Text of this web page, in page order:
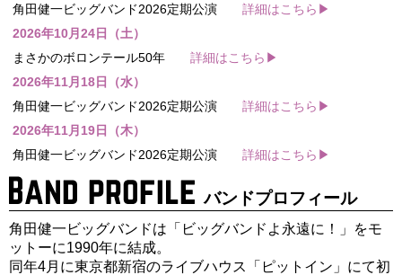
角田健一ビッグバンド2026定期公演 詳細はこちら▶
2026年10月24日（土）
まさかのボロンテール50年 詳細はこちら▶
2026年11月18日（水）
角田健一ビッグバンド2026定期公演 詳細はこちら▶
2026年11月19日（木）
角田健一ビッグバンド2026定期公演 詳細はこちら▶
バンドプロフィール
角田健一ビッグバンドは「ビッグバンドよ永遠に！」をモ
ットーに1990年に結成。
同年4月に東京都新宿のライブハウス「ピットイン」にて初